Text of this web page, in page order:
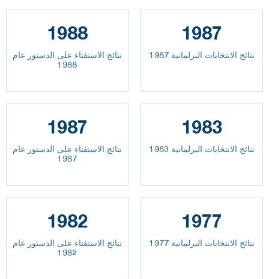
1988
نتائج الاستفتاء على الدستور عام
1988
1987
نتائج الانتخابات البرلمانية 1987
1987
نتائج الاستفتاء على الدستور عام
1987
1983
نتائج الانتخابات البرلمانية 1983
1982
نتائج الاستفتاء على الدستور عام
1982
1977
نتائج الانتخابات البرلمانية 1977